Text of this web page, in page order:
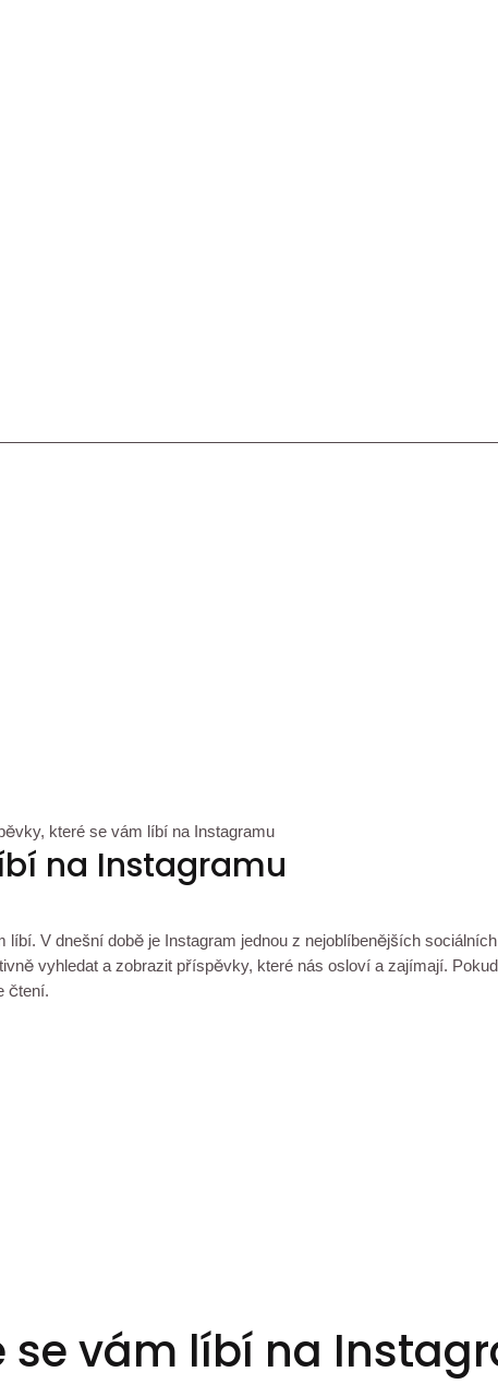
které se vám líbí na Instagramu
na Instagramu
V dnešní době je Instagram jednou z nejoblíbenějších
vyhledat a zobrazit příspěvky, které nás osloví a zajímají.
čtení.
se vám líbí na